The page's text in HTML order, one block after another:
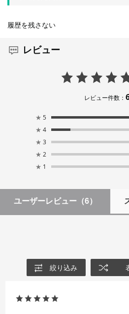
履歴を残さない
レビュー
レビュー件数：
★ 5
★ 4
★ 3
★ 2
★ 1
ユーザーレビュー （6）
絞り込み